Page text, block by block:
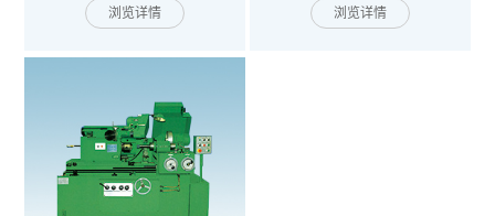
浏览详情 浏览详情